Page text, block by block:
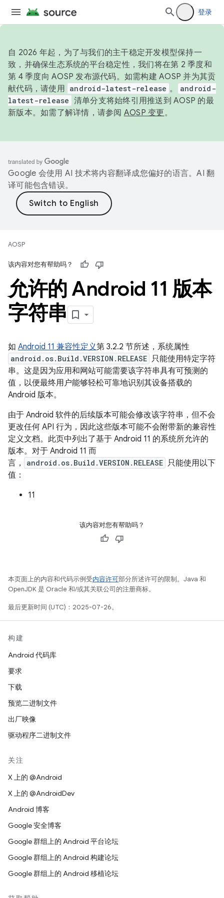
登录
自 2026 年起，为了与我们的主干稳定开发模型保持一
致，并确保生态系统的平台稳定性，我们将在第 2 季度和
第 4 季度向 AOSP 发布源代码。如需构建 AOSP 并为其贡
献代码，请使用 android-latest-release 。
android-
latest-release 清单分支将始终引用推送到 AOSP 的最
新版本。如需了解详情，请参阅 AOSP 变更。
Google 会使用 AI 技术将内容翻译成您偏好的语言。AI 翻
译可能包含错误。
AOSP
该内容对您有帮助吗？
允许的 Android 11 版本
字符串
如 Android 11 兼容性定义第 3.2.2 节所述，系统属性
android.os.Build.VERSION.RELEASE 只能使用特定字符
串。这是因为应用和网站可能需要该字符串具有可预测的
值，以便最终用户能够轻松可靠地识别其设备搭载的
Android 版本。
由于 Android 软件的后续版本可能会修改该字符串，但不会
更改任何 API 行为，因此这些版本可能不会附带新的兼容性
定义文档。此页中列出了基于 Android 11 的系统所允许的
版本。对于 Android 11 而
言，
android.os.Build.VERSION.RELEASE 只能使用以下
值：
11
该内容对您有帮助吗？
本页面上的内容和代码示例受内容许可部分所述许可的限制。Java 和
OpenJDK 是 Oracle 和/或其关联公司的注册商标。
最后更新时间 (UTC)：2025-07-26。
构建
Android 代码库
要求
下载
预览二进制文件
出厂映像
驱动程序二进制文件
关注
X 上的 @Android
X 上的 @AndroidDev
Android 博客
Google 安全博客
Google 群组上的 Android 平台论坛
Google 群组上的 Android 构建论坛
Google 群组上的 Android 移植论坛